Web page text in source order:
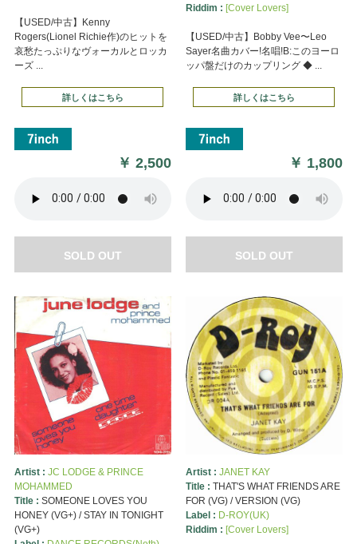
【USED/中古】Kenny
Rogers(Lionel Richie作)のヒットを
哀愁たっぷりなヴォーカルとロッカ
ーズ ...
詳しくはこちら
￥2,500
SOLD OUT
Riddim : [Cover Lovers]
【USED/中古】Bobby Vee〜Leo
Sayer名曲カバー!名唱!B:このヨーロ
ッパ盤だけのカップリング ◆ ...
詳しくはこちら
￥ 1,800
SOLD OUT
Artist : JC LODGE & PRINCE
MOHAMMED
Title : SOMEONE LOVES YOU
HONEY (VG+) / STAY IN TONIGHT
(VG+)
Artist : JANET KAY
Title : THAT'S WHAT FRIENDS ARE
FOR (VG) / VERSION (VG)
Label : D-ROY(UK)
Riddim : [Cover Lovers]